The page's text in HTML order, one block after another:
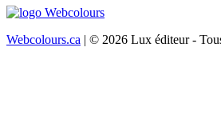
Webcolours.ca | © 2026 Lux éditeur -